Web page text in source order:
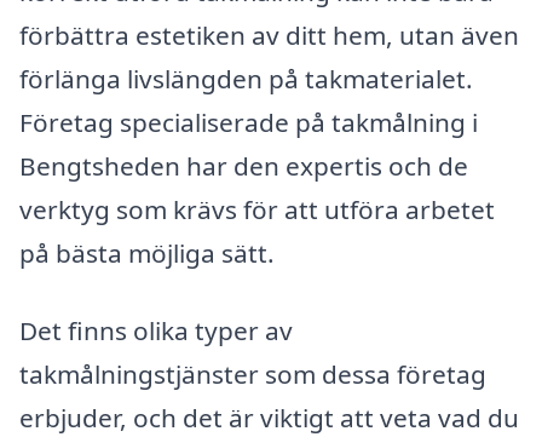
förbättra estetiken av ditt hem, utan även
förlänga livslängden på takmaterialet.
Företag specialiserade på takmålning i
Bengtsheden har den expertis och de
verktyg som krävs för att utföra arbetet
på bästa möjliga sätt.
Det finns olika typer av
takmålningstjänster som dessa företag
erbjuder, och det är viktigt att veta vad du